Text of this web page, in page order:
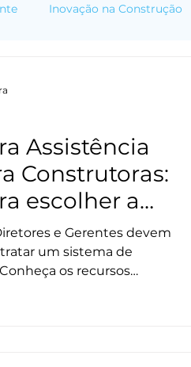
Inovação na Construção
Assistência
Construtoras:
escolher a
e Gerentes devem
um sistema de
os recursos